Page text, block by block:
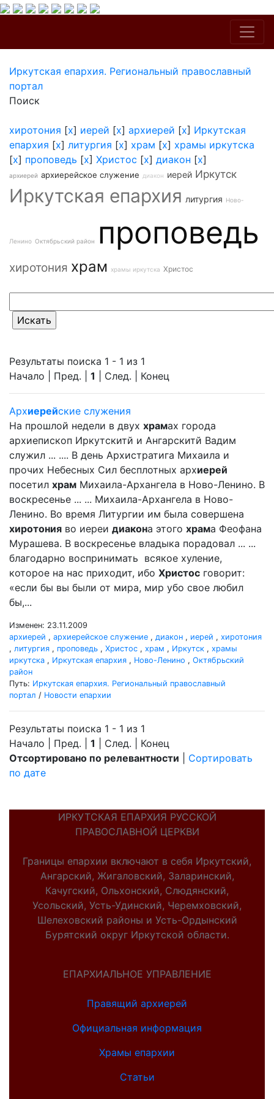
Иркутская епархия. Региональный православный
портал
Поиск
хиротония [x] иерей [x] архиерей [x] Иркутская
епархия [x] литургия [x] храм [x] храмы иркутска
[x] проповедь [x] Христос [x] диакон [x]
архиерей архиерейское служение диакон иерей Иркутск
Иркутская епархия литургия Ново-
Ленино Октябрьский район проповедь
хиротония храм храмы иркутска Христос
Результаты поиска 1 - 1 из 1
Начало | Пред. | 1 | След. | Конец
Архиерейские служения
На прошлой недели в двух храмах города
архиепископ Иркутскитй и Ангарскитй Вадим
служил ... .... В день Архистратига Михаила и
прочих Небесных Сил бесплотных архиерей
посетил храм Михаила-Архангела в Ново-Ленино. В
воскресенье ... ... Михаила-Архангела в Ново-
Ленино. Во время Литургии им была совершена
хиротония во иереи диакона этого храма Феофана
Мурашева. В воскресенье владыка порадовал ... ...
благодарно воспринимать всякое хуление,
которое на нас приходит, ибо Христос говорит:
«если бы вы были от мира, мир убо свое любил
бы,...
Изменен: 23.11.2009
архиерей , архиерейское служение , диакон , иерей , хиротония
, литургия , проповедь , Христос , храм , Иркутск , храмы
иркутска , Иркутская епархия , Ново-Ленино , Октябрьский
район
Путь: Иркутская епархия. Региональный православный
портал / Новости епархии
Результаты поиска 1 - 1 из 1
Начало | Пред. | 1 | След. | Конец
Отсортировано по релевантности
Сортировать
по дате
ИРКУТСКАЯ ЕПАРХИЯ РУССКОЙ
ПРАВОСЛАВНОЙ ЦЕРКВИ
Границы епархии включают в себя Иркутский,
Ангарский, Жигаловский, Заларинский,
Качугский, Ольхонский, Слюдянский,
Усольский, Усть-Удинский, Черемховский,
Шелеховский районы и Усть-Ордынский
Бурятский округ Иркутской области.
ЕПАРХИАЛЬНОЕ УПРАВЛЕНИЕ
Правящий архиерей
Официальная информация
Храмы епархии
Статьи